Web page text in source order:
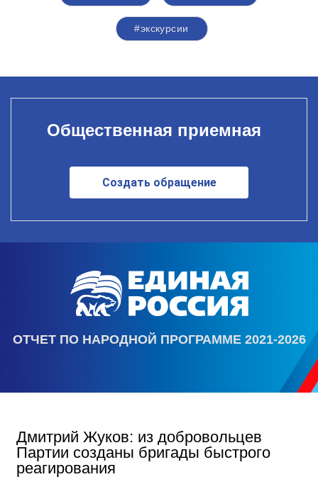
#экскурсии
Общественная приемная
Создать обращение
ОТЧЕТ ПО НАРОДНОЙ ПРОГРАММЕ 2021-2026
Дмитрий Жуков: из добровольцев
Партии созданы бригады быстрого
реагирования